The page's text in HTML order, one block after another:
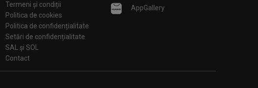
Termeni și condiții
Politica de cookies
Politica de confidențialitate
Setări de confidențialitate
SAL și SOL
Contact
AppGallery